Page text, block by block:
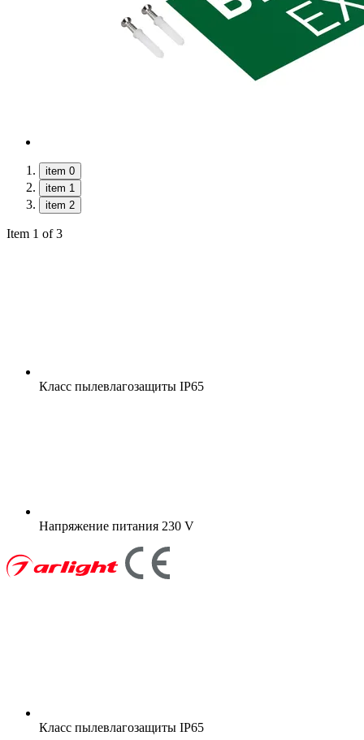
item 0
item 1
item 2
Item 1 of 3
Класс пылевлагозащиты IP65
Напряжение питания 230 V
Класс пылевлагозащиты IP65